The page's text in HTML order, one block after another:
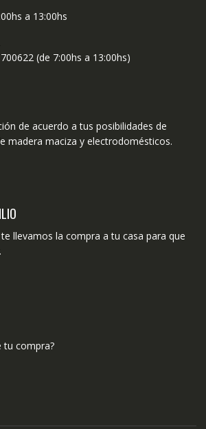
a 13:00hs
(de 7:00hs a 13:00hs)
de acuerdo a tus posibilidades de
madera maciza y electrodomésticos.
llevamos la compra a tu casa para que
tu compra?